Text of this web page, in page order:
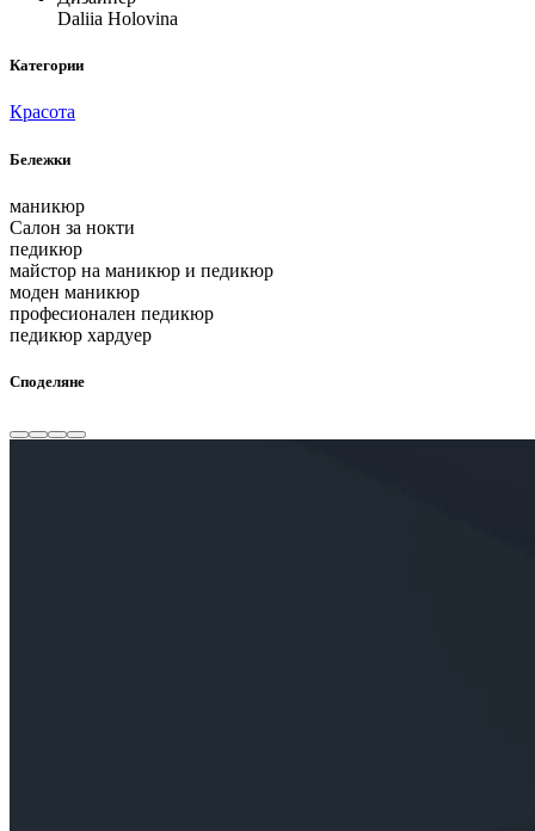
Daliia Holovina
Категории
Красота
Бележки
маникюр
Салон за нокти
педикюр
майстор на маникюр и педикюр
моден маникюр
професионален педикюр
педикюр хардуер
Споделяне